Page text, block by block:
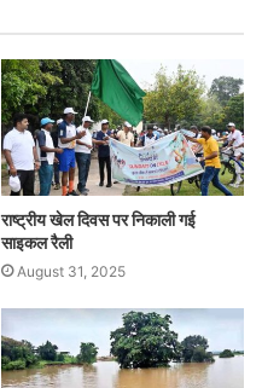
राष्ट्रीय खेल दिवस पर निकाली गई
साइकल रैली
August 31, 2025